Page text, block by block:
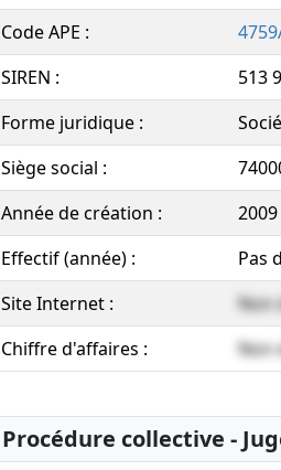
Code APE :
SIREN :
513
Forme juridique :
Siège social :
Année de création :
2009
Effectif (année) :
Pas
Site Internet :
Non
Chiffre d'affaires : Non
Procédure collective -